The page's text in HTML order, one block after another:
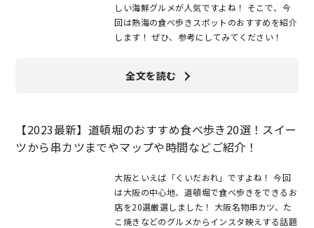
しい海鮮グルメが人気ですよね！ そこで、今
回は熱海の食べ歩きスポットのおすすめを紹介
します！ ぜひ、参考にしてみてください！
全文を読む
【2023最新】道頓堀のおすすめ食べ歩き20選！スイー
ツから串カツまでやマップや時間などご紹介！
大阪といえば「くいだおれ」ですよね！ 今回
は大阪の中心地、道頓堀で食べ歩きをできるお
店を20選厳選しました！ 大阪名物串カツ、た
こ焼きなどのグルメからインスタ映えする話題